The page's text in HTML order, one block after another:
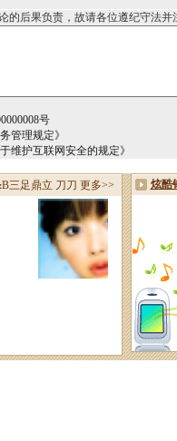
的后果负责，故请各位遵纪守法并
号
管理规定》
维护互联网安全的规定》